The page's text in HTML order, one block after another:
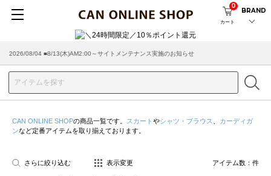
カート
0
BRAND
2026/08/04 ■8/13(木)AM2:00～サイトメンテナンス実施のお知らせ
CAN ONLINE SHOPの商品一覧です。 スカート やシャツ・ブラウス
カーディガ
ンなど定番アイテムを取り揃えております。
さらに絞り込む 表示変更 アイテム数： 件